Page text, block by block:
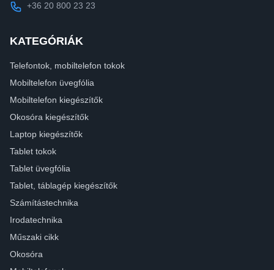
+36 20 800 23 23
KATEGÓRIÁK
Telefontok, mobiltelefon tokok
Mobiltelefon üvegfólia
Mobiltelefon kiegészítők
Okosóra kiegészítők
Laptop kiegészítők
Tablet tokok
Tablet üvegfólia
Tablet, táblagép kiegészítők
Számítástechnika
Irodatechnika
Műszaki cikk
Okosóra